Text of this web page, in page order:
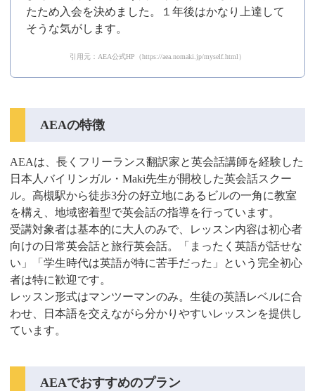
たため入会を決めました。１年後はかなり上達して
そうな気がします。
引用元：AEA公式HP（https://aea.nomaki.jp/myself.html）
AEAの特徴
AEAは、長くフリーランス翻訳家と英会話講師を経験した
日本人バイリンガル・Maki先生が開校した英会話スクー
ル。高槻駅から徒歩3分の好立地にあるビルの一角に教室
を構え、地域密着型で英会話の指導を行っています。
受講対象者は基本的に大人のみで、レッスン内容は初心者
向けの日常英会話と旅行英会話。「まったく英語が話せな
い」「学生時代は英語が特に苦手だった」という完全初心
者は特に歓迎です。
レッスン形式はマンツーマンのみ。生徒の英語レベルに合
わせ、日本語を交えながら分かりやすいレッスンを提供し
ています。
AEAでおすすめのプラン